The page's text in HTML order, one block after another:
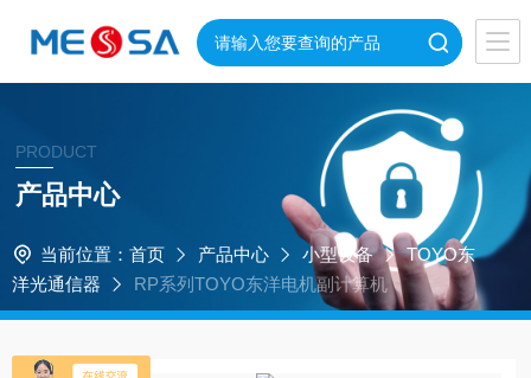
PRODUCT
产品中心
当前位置： 首页 产品中心 小型设备
TOYO东
洋光通信器
RP系列TOYO东洋电机副计算机